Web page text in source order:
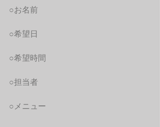
○お名前
○希望日
○希望時間
○担当者
○メニュー